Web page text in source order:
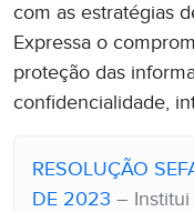
com as estratégias
Expressa o
proteção das
confidencialidade,
RESOLUÇÃO
DE 2023 – Institui